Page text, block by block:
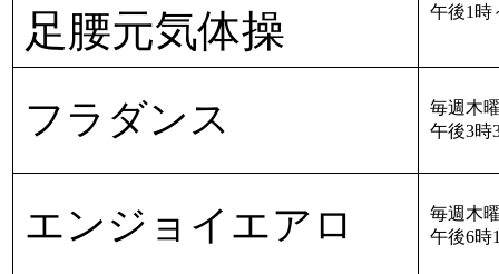
足腰元気体操
午後1時
フラダンス
毎週木
午後3時
エンジョイエアロ
毎週木
午後6時